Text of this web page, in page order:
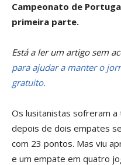
Campeonato de
primeira parte.
Está a ler um artigo sem
para ajudar a manter o
gratuito.
Os lusitanistas sofreram
depois de dois empates
com 23 pontos. Mas viu
e um empate em quatro